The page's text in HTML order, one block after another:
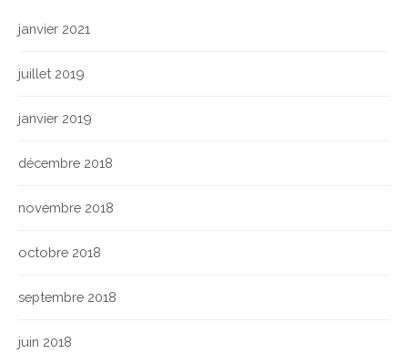
janvier 2021
juillet 2019
janvier 2019
décembre 2018
novembre 2018
octobre 2018
septembre 2018
juin 2018